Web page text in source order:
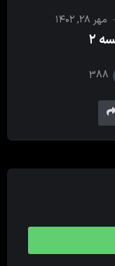
مهر ۲۸, ۱۴۰۲
۲
388